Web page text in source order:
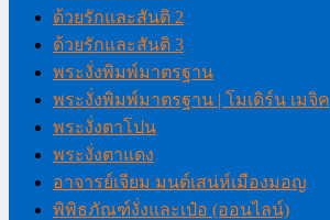
ด้วยรักและสันติ 2
ด้วยรักและสันติ 3
พระงั่งพิมพ์มาตรฐาน
พระงั่งพิมพ์มาตรฐาน | โมเดิร์น เมจิค
พระงั่งตาโปน
พระงั่งตาแดง
อาจารย์เจียม มนต์เสน่ห์เมืองมอญ
พิพิธภัณฑ์งั่งและเป๋อ (ออนไลน์)